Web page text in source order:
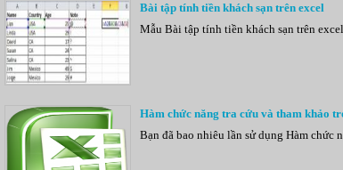
Bài tập tính tiền khách sạn trên excel
Mẫu Bài tập tính tiền khách sạn trên
Hàm chức năng tra cứu và tham khảo
Bạn đã bao nhiêu lần sử dụng Hàm chức